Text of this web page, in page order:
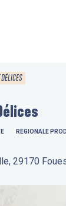
REGIONALE
29170